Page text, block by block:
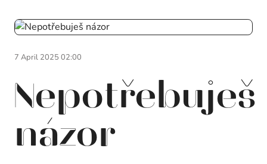
7 April 2025 02:00
Nepotřebuješ
názor